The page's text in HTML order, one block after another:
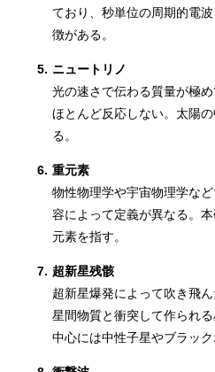
ており、秒単位の周期的電
徴がある。
5. ニュートリノ
光の速さで伝わる質量が極
ほとんど反応しない。太陽
る。
6. 重元素
物性物理学や宇宙物理学な
容によって定義が異なる。
元素を指す。
7. 超新星残骸
超新星爆発によって吹き飛
星間物質と衝突して作られ
中心には中性子星やブラック